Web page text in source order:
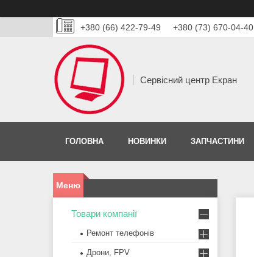
+380 (66) 422-79-49 +380 (73) 670-04-40
Сервісний центр Екран
ГОЛОВНА НОВИНКИ ЗАПЧАСТИНИ
Товари компанії
Ремонт телефонів
Дрони, FPV